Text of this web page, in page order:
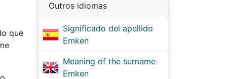
que
Outros idiomas
Significado del apellido
Emken
Meaning of the surname
Emken